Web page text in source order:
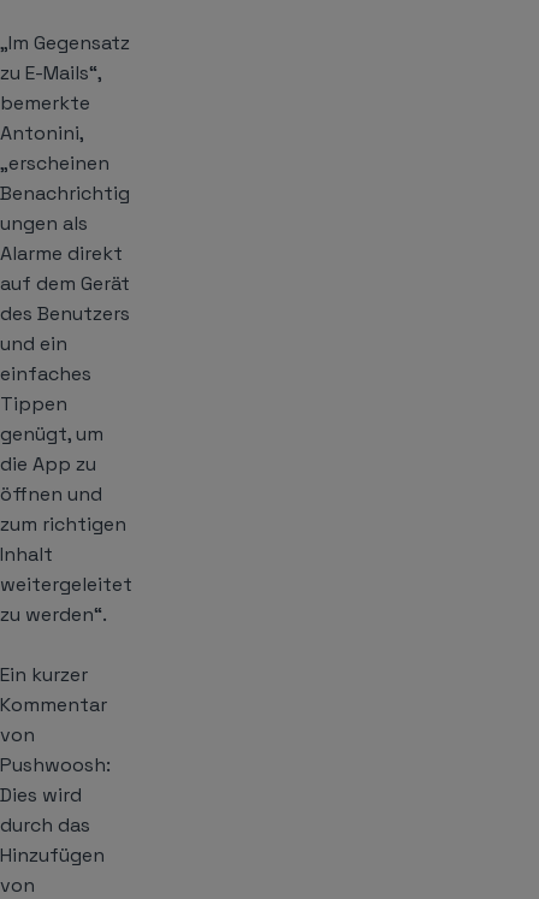
„Im Gegensatz
zu E-Mails“,
bemerkte
Antonini,
„erscheinen
Benachrichtig
ungen als
Alarme direkt
auf dem Gerät
des Benutzers
und ein
einfaches
Tippen
genügt, um
die App zu
öffnen und
zum richtigen
Inhalt
weitergeleitet
zu werden“.
Ein kurzer
Kommentar
von
Pushwoosh:
Dies wird
durch das
Hinzufügen
von